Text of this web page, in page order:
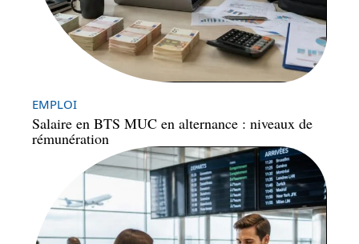
EMPLOI
Salaire en BTS MUC en alternance : niveaux de
rémunération